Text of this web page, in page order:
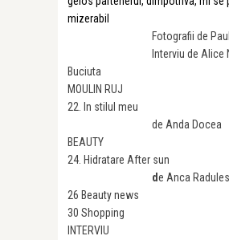
mizerabil
Fotografii de Paul
Interviu de Alice
Buciuta
MOULIN RUJ
22. In stilul meu
de Anda Docea
BEAUTY
24. Hidratare After sun
de Anca
26 Beauty news
30 Shopping
INTERVIU